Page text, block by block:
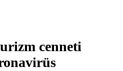
cenneti